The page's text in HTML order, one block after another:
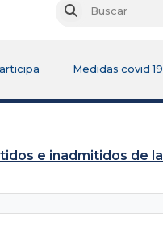
Buscar
Medidas covid 19
e inadmitidos de la